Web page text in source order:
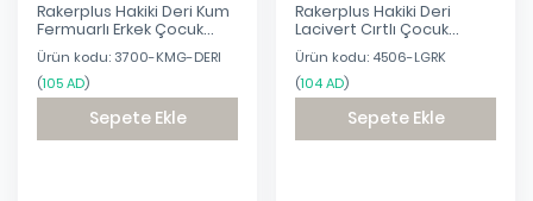
Rakerplus Hakiki Deri Kum
Fermuarlı Erkek Çocuk
Spor Okul Ayakkabı
Ürün kodu: 3700-KMG-DERI
(105 AD)
Sepete Ekle
Rakerplus Hakiki Deri
Lacivert Cırtlı Çocuk
Günlük Spor Okul Ayakkabı
Ürün kodu: 4506-LGRK
(104 AD)
Sepete Ekle